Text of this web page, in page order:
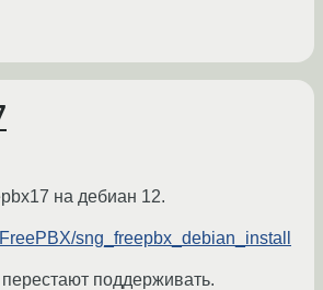
на дебиан 12.
sng_freepbx_debian_install
поддерживать.